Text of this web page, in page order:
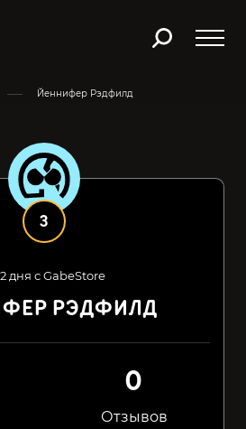
Йеннифер Рэдфилд
3
дня с GabeStore
РЭДФИЛД
0
Отзывов